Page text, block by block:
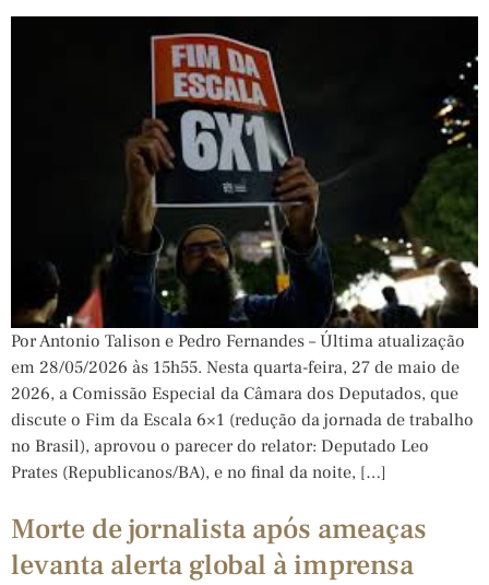
Por Antonio Talison e Pedro Fernandes – Última atualização
em 28/05/2026 às 15h55. Nesta quarta-feira, 27 de maio de
2026, a Comissão Especial da Câmara dos Deputados, que
discute o Fim da Escala 6×1 (redução da jornada de trabalho
no Brasil), aprovou o parecer do relator: Deputado Leo
Prates (Republicanos/BA), e no final da noite, […]
Morte de jornalista após ameaças
levanta alerta global à imprensa